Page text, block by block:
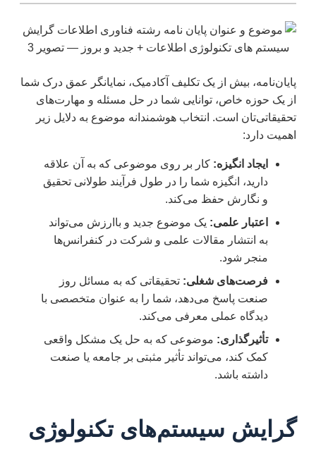
پایان‌نامه، بیش از یک تکلیف آکادمیک، نمایانگر عمق درک شما
از یک حوزه خاص، توانایی شما در حل مسئله و مهارت‌های
تحقیقاتی‌تان است. انتخاب هوشمندانه موضوع به دلایل زیر
اهمیت دارد:
ایجاد انگیزه: کار بر روی موضوعی که به آن علاقه
دارید، انگیزه شما را در طول فرآیند طولانی تحقیق
و نگارش حفظ می‌کند.
اعتبار علمی: یک موضوع جدید و باارزش می‌تواند
به انتشار مقالات علمی و شرکت در کنفرانس‌ها
منجر شود.
فرصت‌های شغلی: تحقیقاتی که به مسائل روز
صنعت پاسخ می‌دهد، شما را به عنوان متخصصی با
دیدگاه عملی معرفی می‌کند.
تأثیرگذاری: موضوعی که به حل یک مشکل واقعی
کمک کند، می‌تواند تأثیر مثبتی بر جامعه یا صنعت
داشته باشد.
گرایش سیستم‌های تکنولوژی